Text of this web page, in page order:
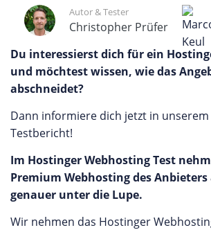
Autor & Tester
Christopher Prüfer
Du interessierst dich für ein
und möchtest wissen, wie das
abschneidet?
Dann informiere dich jetzt in
Testbericht!
Im Hostinger Webhosting Test
Premium Webhosting des
genauer unter die Lupe.
Wir nehmen das Hostinger